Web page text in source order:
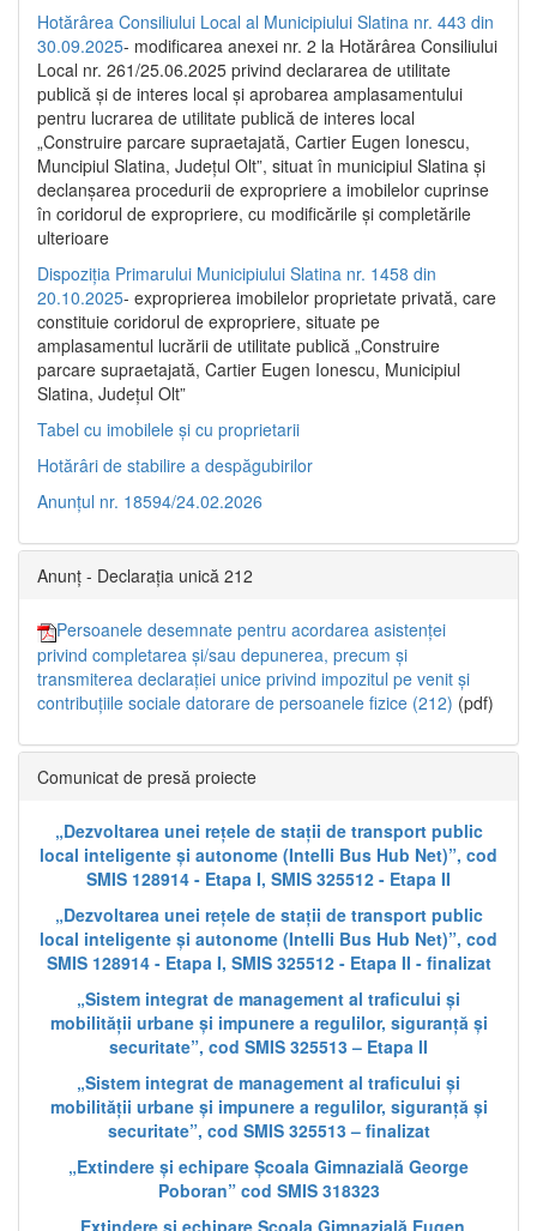
Hotărârea Consiliului Local al Municipiului Slatina nr. 443 din
30.09.2025- modificarea anexei nr. 2 la Hotărârea Consiliului
Local nr. 261/25.06.2025 privind declararea de utilitate
publică şi de interes local şi aprobarea amplasamentului
pentru lucrarea de utilitate publică de interes local
„Construire parcare supraetajată, Cartier Eugen Ionescu,
Muncipiul Slatina, Judeţul Olt”, situat în municipiul Slatina şi
declanşarea procedurii de expropriere a imobilelor cuprinse
în coridorul de expropriere, cu modificările şi completările
ulterioare
Dispoziția Primarului Municipiului Slatina nr. 1458 din
20.10.2025- exproprierea imobilelor proprietate privată, care
constituie coridorul de expropriere, situate pe
amplasamentul lucrării de utilitate publică „Construire
parcare supraetajată, Cartier Eugen Ionescu, Municipiul
Slatina, Județul Olt”
Tabel cu imobilele și cu proprietarii
Hotărâri de stabilire a despăgubirilor
Anunțul nr. 18594/24.02.2026
Anunț - Declarația unică 212
Persoanele desemnate pentru acordarea asistenței
privind completarea și/sau depunerea, precum și
transmiterea declarației unice privind impozitul pe venit și
contribuțiile sociale datorare de persoanele fizice (212) (pdf)
Comunicat de presă proiecte
„Dezvoltarea unei rețele de stații de transport public
local inteligente și autonome (Intelli Bus Hub Net)”, cod
SMIS 128914 - Etapa I, SMIS 325512 - Etapa II
„Dezvoltarea unei rețele de stații de transport public
local inteligente și autonome (Intelli Bus Hub Net)”, cod
SMIS 128914 - Etapa I, SMIS 325512 - Etapa II - finalizat
„Sistem integrat de management al traficului și
mobilității urbane și impunere a regulilor, siguranță și
securitate”, cod SMIS 325513 – Etapa II
„Sistem integrat de management al traficului și
mobilității urbane și impunere a regulilor, siguranță și
securitate”, cod SMIS 325513 – finalizat
„Extindere și echipare Școala Gimnazială George
Poboran” cod SMIS 318323
„Extindere și echipare Școala Gimnazială Eugen